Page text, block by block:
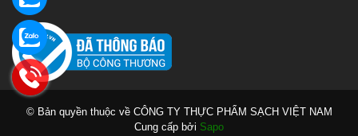
© Bản quyền thuộc về CÔNG TY THỰC PHẨM SẠCH VIỆT NAM
Cung cấp bởi Sapo